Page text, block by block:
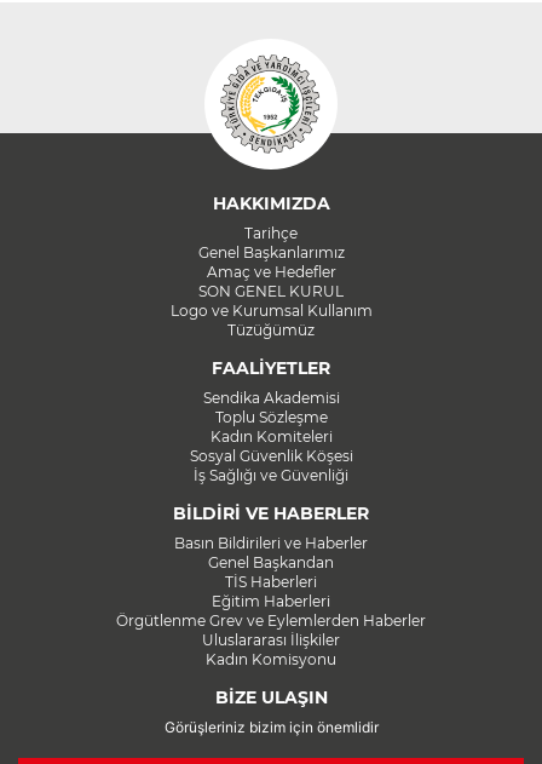
HAKKIMIZDA
Tarihçe
Genel Başkanlarımız
Amaç ve Hedefler
SON GENEL KURUL
Logo ve Kurumsal Kullanım
Tüzüğümüz
FAALİYETLER
Sendika Akademisi
Toplu Sözleşme
Kadın Komiteleri
Sosyal Güvenlik Köşesi
İş Sağlığı ve Güvenliği
BİLDİRİ VE HABERLER
Basın Bildirileri ve Haberler
Genel Başkandan
TİS Haberleri
Eğitim Haberleri
Örgütlenme Grev ve Eylemlerden Haberler
Uluslararası İlişkiler
Kadın Komisyonu
BİZE ULAŞIN
Görüşleriniz bizim için önemlidir